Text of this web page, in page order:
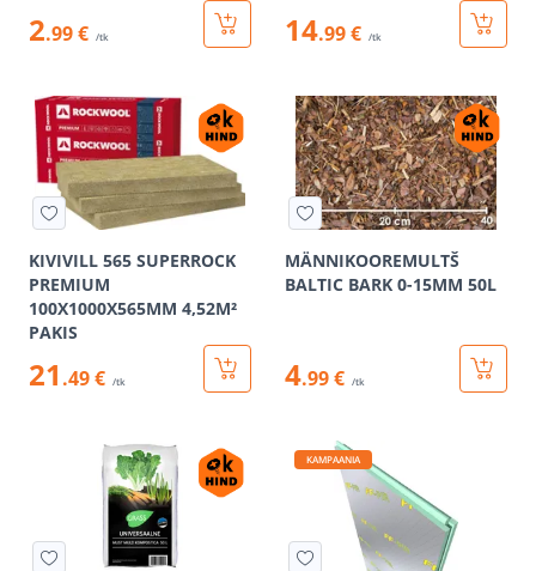
2.99 € /tk 14.99 € /tk
KIVIVILL 565 SUPERROCK
PREMIUM
100X1000X565MM 4,52M²
PAKIS
21 .49 € /tk
MÄNNIKOOREMULTŠ
BALTIC BARK 0-15MM 50L
4.99 € /tk
KAMPAANIA